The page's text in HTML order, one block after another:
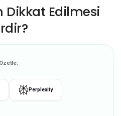
Dikkat Edilmesi
Perplexity